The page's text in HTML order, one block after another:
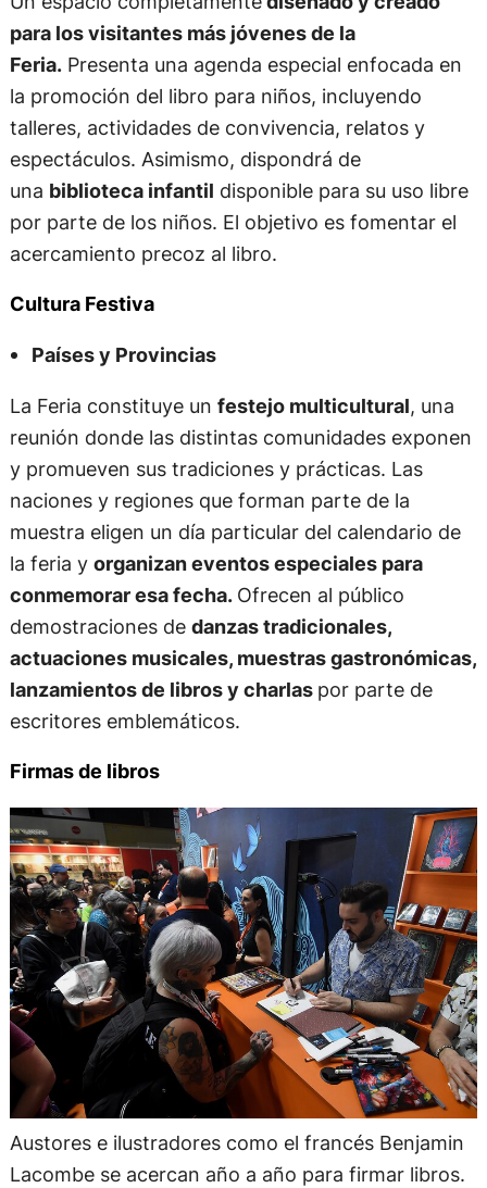
para los visitantes más jóvenes de la
Feria.Presenta una agenda especial enfocada en
la promoción del libro para niños, incluyendo
talleres, actividades de convivencia, relatos y
espectáculos. Asimismo, dispondrá de
una biblioteca infantil disponible para su uso libre
por parte de los niños. El objetivo es fomentar el
acercamiento precoz al libro.
Cultura Festiva
Países y Provincias
La Feria constituye un festejo multicultural, una
reunión donde las distintas comunidades exponen
y promueven sus tradiciones y prácticas. Las
naciones y regiones que forman parte de la
muestra eligen un día particular del calendario de
la feria y organizan eventos especiales para
conmemorar esa fecha. Ofrecen al público
demostraciones de danzas tradicionales,
actuaciones musicales, muestras gastronómicas,
lanzamientos de libros y charlas por parte de
escritores emblemáticos.
Firmas de libros
Austores e ilustradores como el francés Benjamin
Lacombe se acercan año a año para firmar libros.